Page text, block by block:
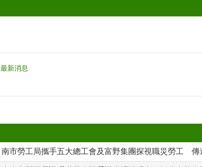
最新消息
南市勞工局攜手五大總工會及富野集團探視職災勞工 傳